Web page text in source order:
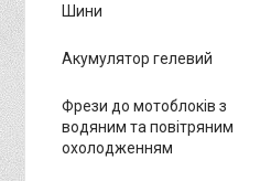
Шини
Акумулятор гелевий
Фрези до мотоблоків з
водяним та повітряним
охолодженням